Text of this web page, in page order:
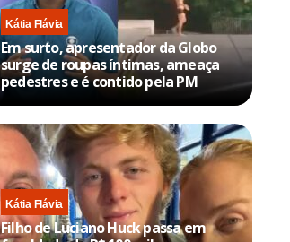
Kátia Flávia
Em surto, apresentador da Globo
surge de roupas íntimas, ameaça
pedestres e é contido pela PM
Kátia Flávia
Filho de Luciano Huck passa em